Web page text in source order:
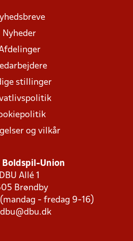
Nyheder
stillinger
og vilkår
Boldspil-Union
DBU Allé 1
Brøndby
(mandag - fredag 9-16)
dbu@dbu.dk